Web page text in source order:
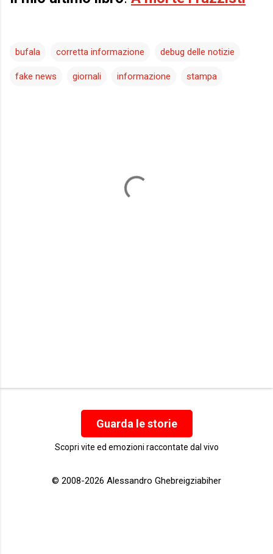
bufala corretta informazione debug delle notizie
fake news giornali informazione stampa
Guarda le storie
Scopri vite ed emozioni raccontate dal vivo
© 2008-2026 Alessandro Ghebreigziabiher